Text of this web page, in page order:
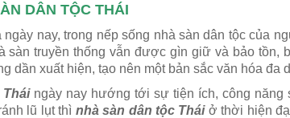
DÂN TỘC THÁI
nay, trong nếp sống nhà sàn dân tộc của
sàn truyền thống vẫn được gìn giữ và bảo tồn,
dần xuất hiện, tạo nên một bản sắc văn hóa đa
ngày nay hướng tới sự tiện ích, công năng
lũ lụt thì nhà sàn dân tộc Tháiở thời hiện